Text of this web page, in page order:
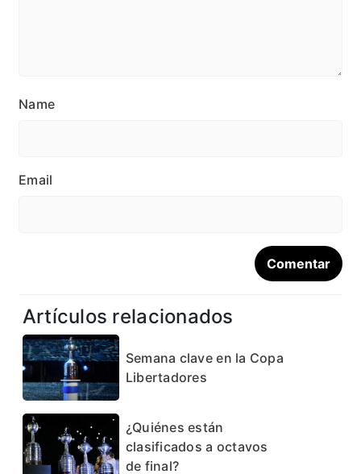
Name
Email
Artículos relacionados
Semana clave en la Copa
Libertadores
¿Quiénes están
clasificados a octavos
de final?